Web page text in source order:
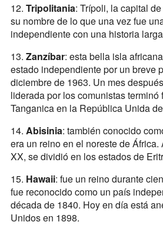
12. Tripolitania: Trípoli, la capital
su nombre de lo que una vez fue
independiente con una historia
13. Zanzíbar: esta bella isla
estado independiente por un breve
diciembre de 1963. Un mes
liderada por los comunistas terminó
Tanganica en la República Unida
14. Abisinia: también conocido
era un reino en el noreste de
XX, se dividió en los estados de
15. Hawaii: fue un reino durante
fue reconocido como un país
década de 1840. Hoy en día está
Unidos en 1898.